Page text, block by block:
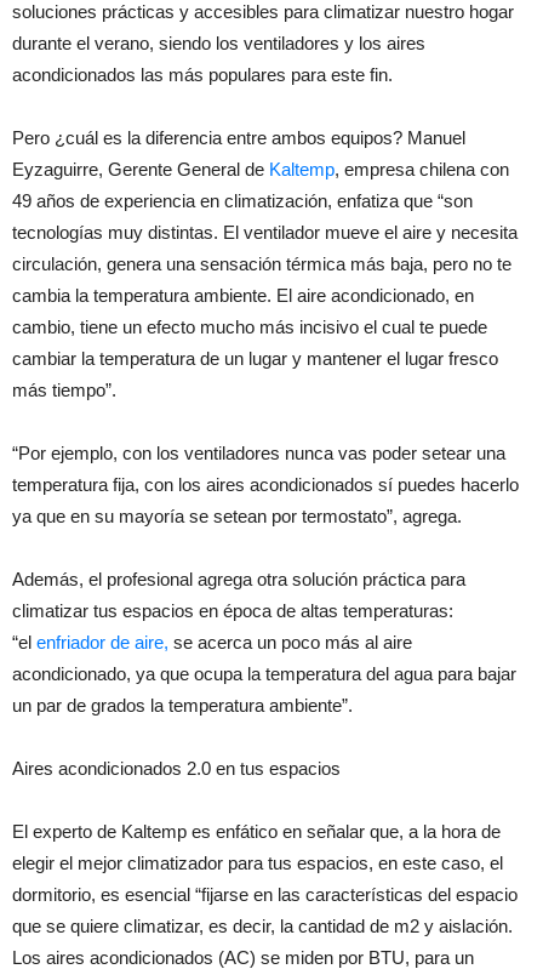
soluciones prácticas y accesibles para climatizar nuestro hogar
durante el verano, siendo los ventiladores y los aires
acondicionados las más populares para este fin.
Pero ¿cuál es la diferencia entre ambos equipos? Manuel
Eyzaguirre, Gerente General de Kaltemp, empresa chilena con
49 años de experiencia en climatización, enfatiza que “son
tecnologías muy distintas. El ventilador mueve el aire y necesita
circulación, genera una sensación térmica más baja, pero no te
cambia la temperatura ambiente. El aire acondicionado, en
cambio, tiene un efecto mucho más incisivo el cual te puede
cambiar la temperatura de un lugar y mantener el lugar fresco
más tiempo”.
“Por ejemplo, con los ventiladores nunca vas poder setear una
temperatura fija, con los aires acondicionados sí puedes hacerlo
ya que en su mayoría se setean por termostato”, agrega.
Además, el profesional agrega otra solución práctica para
climatizar tus espacios en época de altas temperaturas:
“el enfriador de aire, se acerca un poco más al aire
acondicionado, ya que ocupa la temperatura del agua para bajar
un par de grados la temperatura ambiente”.
Aires acondicionados 2.0 en tus espacios
El experto de Kaltemp es enfático en señalar que, a la hora de
elegir el mejor climatizador para tus espacios, en este caso, el
dormitorio, es esencial “fijarse en las características del espacio
que se quiere climatizar, es decir, la cantidad de m2 y aislación.
Los aires acondicionados (AC) se miden por BTU, para un